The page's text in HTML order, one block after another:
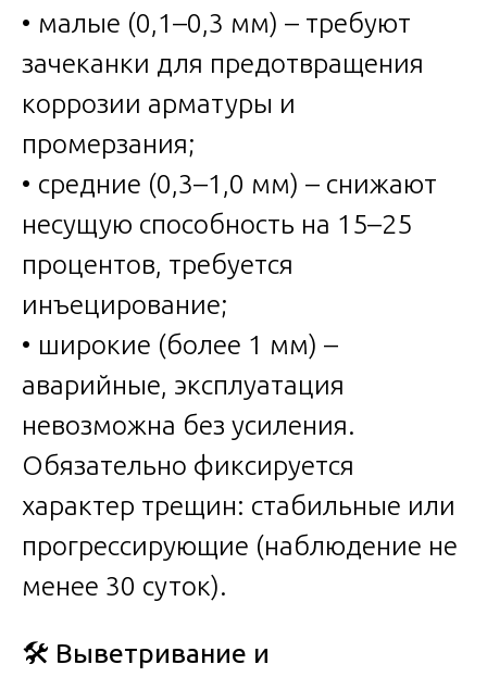
• малые (0,1–0,3 мм) – требуют
зачеканки для предотвращения
коррозии арматуры и
промерзания;
• средние (0,3–1,0 мм) – снижают
несущую способность на 15–25
процентов, требуется
инъецирование;
• широкие (более 1 мм) –
аварийные, эксплуатация
невозможна без усиления.
Обязательно фиксируется
характер трещин: стабильные или
прогрессирующие (наблюдение не
менее 30 суток).
🛠️ Выветривание и